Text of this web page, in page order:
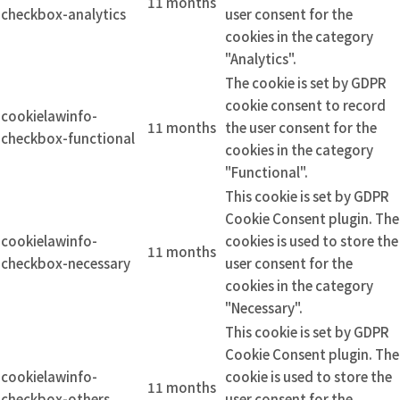
checkbox-analytics
user consent for the
cookies in the category
"Analytics".
cookielawinfo-
checkbox-functional
11 months
The cookie is set by GDPR
cookie consent to record
the user consent for the
cookies in the category
"Functional".
cookielawinfo-
checkbox-necessary
11 months
This cookie is set by GDPR
Cookie Consent plugin. The
cookies is used to store the
user consent for the
cookies in the category
"Necessary".
cookielawinfo-
11 months
This cookie is set by GDPR
Cookie Consent plugin. The
cookie is used to store the